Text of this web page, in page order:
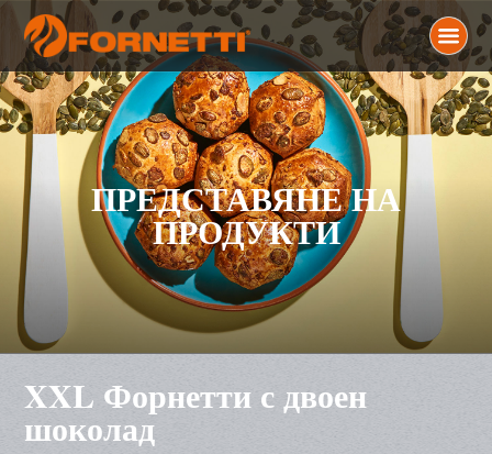
ПРЕДСТАВЯНЕ НА
ПРОДУКТИ
XXL Форнетти с двоен
шоколад